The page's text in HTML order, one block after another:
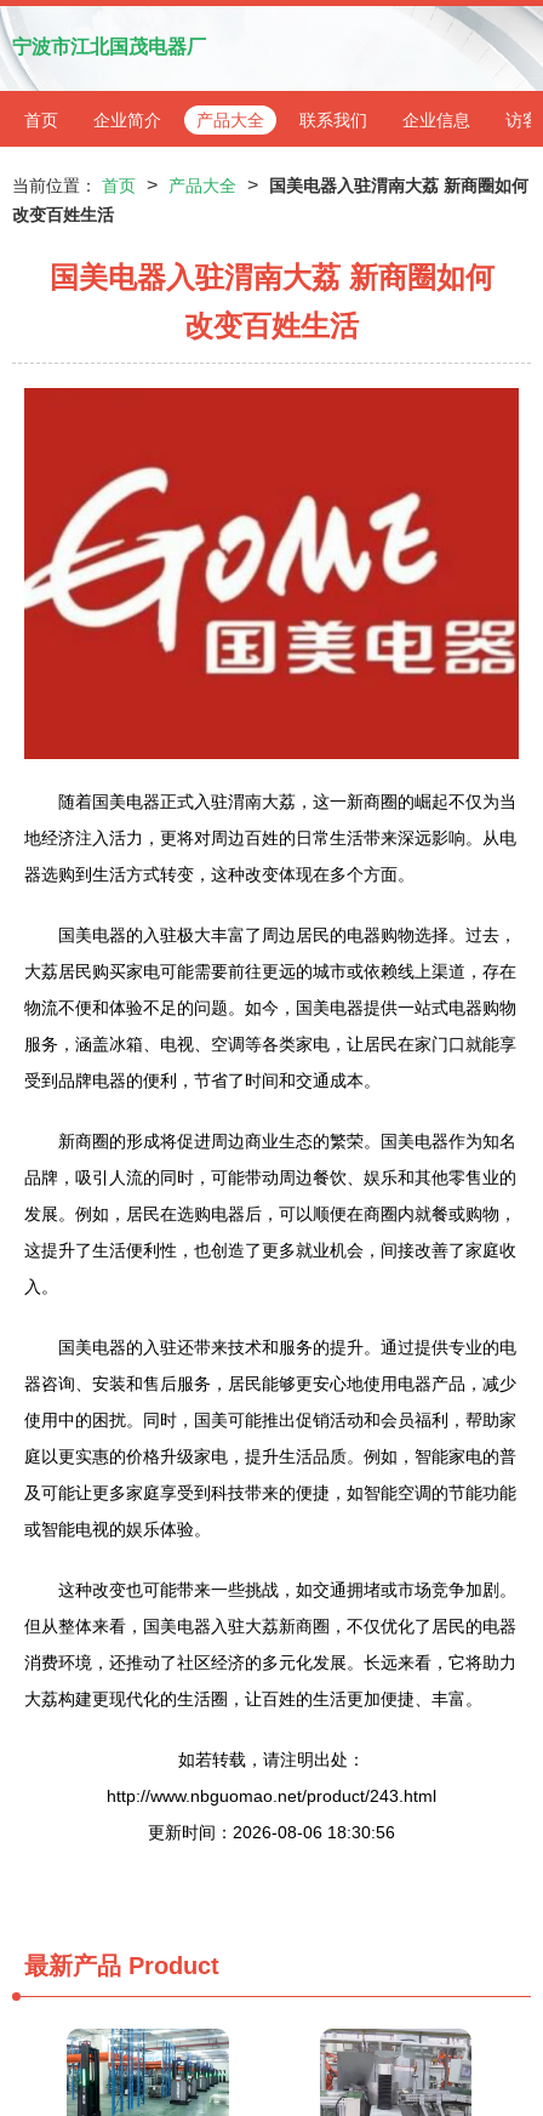
宁波市江北国茂电器厂
首页 企业简介 产品大全 联系我们 企业信息 访客
当前位置： 首页 > 产品大全 >
国美电器入驻渭南大荔 新商圈如何
改变百姓生活
国美电器入驻渭南大荔 新商圈如何
改变百姓生活
随着国美电器正式入驻渭南大荔，这一新商圈的崛起不仅为当
地经济注入活力，更将对周边百姓的日常生活带来深远影响。从电
器选购到生活方式转变，这种改变体现在多个方面。
国美电器的入驻极大丰富了周边居民的电器购物选择。过去，
大荔居民购买家电可能需要前往更远的城市或依赖线上渠道，存在
物流不便和体验不足的问题。如今，国美电器提供一站式电器购物
服务，涵盖冰箱、电视、空调等各类家电，让居民在家门口就能享
受到品牌电器的便利，节省了时间和交通成本。
新商圈的形成将促进周边商业生态的繁荣。国美电器作为知名
品牌，吸引人流的同时，可能带动周边餐饮、娱乐和其他零售业的
发展。例如，居民在选购电器后，可以顺便在商圈内就餐或购物，
这提升了生活便利性，也创造了更多就业机会，间接改善了家庭收
入。
国美电器的入驻还带来技术和服务的提升。通过提供专业的电
器咨询、安装和售后服务，居民能够更安心地使用电器产品，减少
使用中的困扰。同时，国美可能推出促销活动和会员福利，帮助家
庭以更实惠的价格升级家电，提升生活品质。例如，智能家电的普
及可能让更多家庭享受到科技带来的便捷，如智能空调的节能功能
或智能电视的娱乐体验。
这种改变也可能带来一些挑战，如交通拥堵或市场竞争加剧。
但从整体来看，国美电器入驻大荔新商圈，不仅优化了居民的电器
消费环境，还推动了社区经济的多元化发展。长远来看，它将助力
大荔构建更现代化的生活圈，让百姓的生活更加便捷、丰富。
如若转载，请注明出处：
http://www.nbguomao.net/product/243.html
更新时间：2026-08-06 18:30:56
最新产品 Product